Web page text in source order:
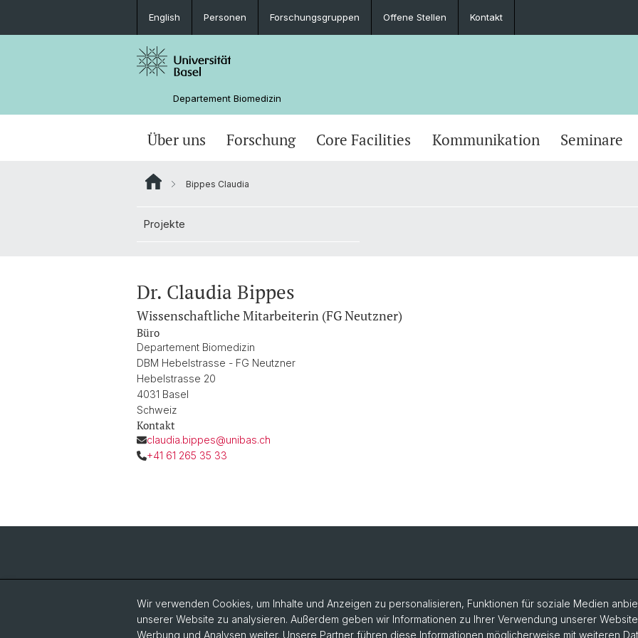
English Personen Forschungsgruppen Offene Stellen Kontakt
Departement Biomedizin
Über uns Forschung Core Facilities Kommunikation Seminare
Bippes Claudia
Projekte
Dr. Claudia Bippes
Wissenschaftliche Mitarbeiterin (FG Neutzner)
Büro
Departement Biomedizin
DBM Hebelstrasse - FG Neutzner
Hebelstrasse 20
4031 Basel
Schweiz
Kontakt
claudia.bippes@unibas.ch
+41 61 265 35 33
Wir verwenden Cookies, um Inhalte und Anzeigen zu personalisieren, Funktionen für soziale Medien
unserer Website zu analysieren. Außerdem geben wir Informationen zu Ihrer Verwendung unserer
Werbung und Analysen weiter. Unsere Partner führen diese Informationen möglicherweise mit weiteren